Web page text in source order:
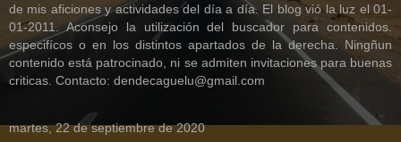
de mis aficiones y actividades del día a día. El blog vió la luz el 01-
01-2011. Aconsejo la utilización del buscador para contenidos.
especifícos o en los distintos apartados de la derecha. Ningñun
contenido está patrocinado, ni se admiten invitaciones para buenas
criticas. Contacto: dendecaguelu@gmail.com
martes, 22 de septiembre de 2020